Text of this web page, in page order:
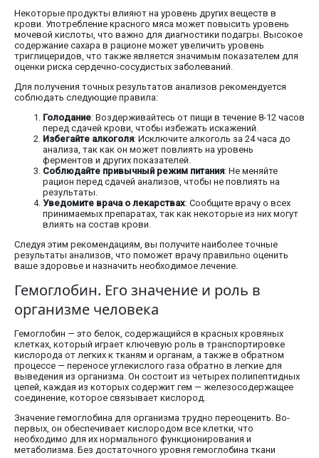
Некоторые продукты влияют на уровень других веществ в
крови. Употребление красного мяса может повысить уровень
мочевой кислоты, что важно для диагностики подагры. Высокое
содержание сахара в рационе может увеличить уровень
триглицеридов, что также является значимым показателем для
оценки риска сердечно-сосудистых заболеваний.
Для получения точных результатов анализов рекомендуется
соблюдать следующие правила:
Голодание: Воздерживайтесь от пищи в течение 8-12 часов
перед сдачей крови, чтобы избежать искажений.
Избегайте алкоголя: Исключите алкоголь за 24 часа до
анализа, так как он может повлиять на уровень
ферментов и других показателей.
Соблюдайте привычный режим питания: Не меняйте
рацион перед сдачей анализов, чтобы не повлиять на
результаты.
Уведомите врача о лекарствах: Сообщите врачу о всех
принимаемых препаратах, так как некоторые из них могут
влиять на состав крови.
Следуя этим рекомендациям, вы получите наиболее точные
результаты анализов, что поможет врачу правильно оценить
ваше здоровье и назначить необходимое лечение.
Гемоглобин. Его значение и роль в
организме человека
Гемоглобин — это белок, содержащийся в красных кровяных
клетках, который играет ключевую роль в транспортировке
кислорода от легких к тканям и органам, а также в обратном
процессе — переносе углекислого газа обратно в легкие для
выведения из организма. Он состоит из четырех полипептидных
цепей, каждая из которых содержит гем — железосодержащее
соединение, которое связывает кислород.
Значение гемоглобина для организма трудно переоценить. Во-
первых, он обеспечивает кислородом все клетки, что
необходимо для их нормального функционирования и
метаболизма. Без достаточного уровня гемоглобина ткани